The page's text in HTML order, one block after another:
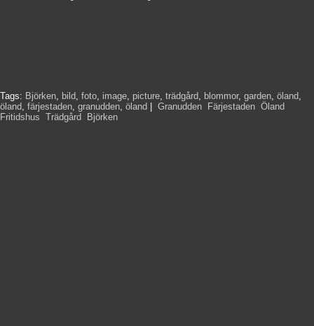
Tags: Björken, bild, foto, image, picture, trädgård, blommor, garden, öland,
öland, färjestaden, granudden, öland Granudden Färjestaden Öland
Fritidshus Trädgård Björken